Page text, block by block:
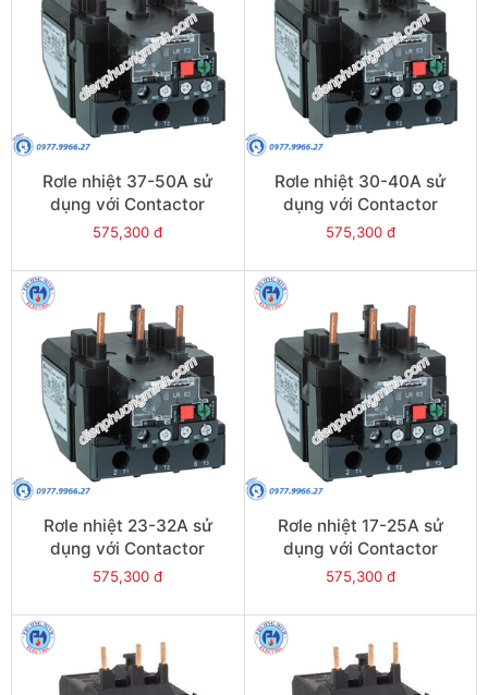
Rơle nhiệt 37-50A sử
dụng với Contactor
LC1E50-E95 - Model
575,300 đ
Rơle nhiệt 30-40A sử
dụng với Contactor
LC1E40-E95 - Model
575,300 đ
Rơle nhiệt 23-32A sử
dụng với Contactor
LC1E40-E95 - Model
575,300 đ
Rơle nhiệt 17-25A sử
dụng với Contactor
LC1E40-E95 - Model
575,300 đ